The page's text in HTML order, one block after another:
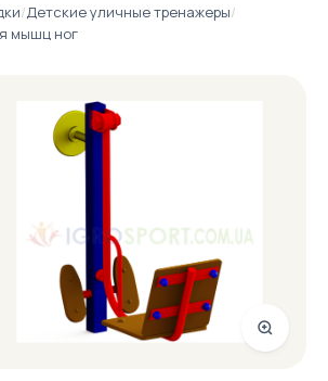
/Детские уличные тренажеры/
мышц ног